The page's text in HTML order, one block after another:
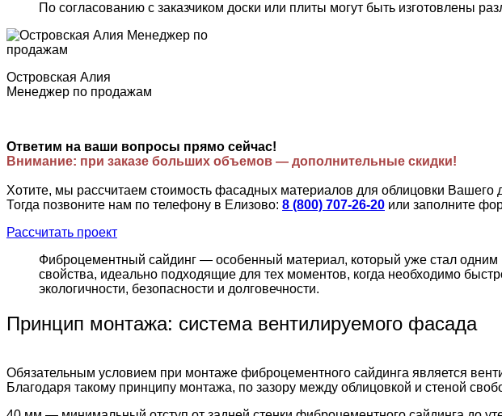
По согласованию с заказчиком доски или плиты могут быть изготовлены
Островская Алия
Менеджер по продажам
Ответим на ваши вопросы прямо сейчас!
Внимание: при заказе больших объемов — дополнительные скидки!
Хотите, мы рассчитаем стоимость фасадных материалов для облицовки Вашего
Тогда позвоните нам по телефону в Елизово: 8 (800) 707-26-20 или заполните
Рассчитать проект
Фиброцементный сайдинг — особенный материал, который уже стал
свойства, идеально подходящие для тех моментов, когда необходимо
экологичности, безопасности и долговечности.
Принцип монтажа: система вентилируемого фасада
Обязательным условием при монтаже фиброцементного сайдинга является
Благодаря такому принципу монтажа, по зазору между облицовкой и стеной